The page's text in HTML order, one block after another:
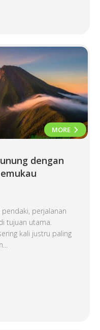
MORE
dengan
perjalanan
tujuan utama.
kali justru paling